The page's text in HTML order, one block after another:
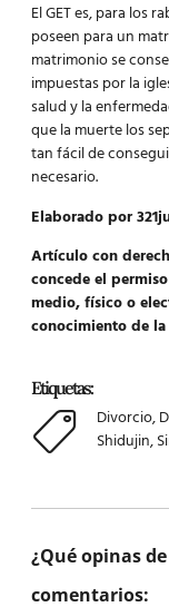
El GET es, para los
poseen para un
matrimonio se
impuestas por la
salud y la
que la muerte los
tan fácil de
necesario.
Elaborado por
Artículo con
concede el
medio, físico o
conocimiento de
Etiquetas:
Divorcio,
Shidujin,
¿Qué opinas
comentarios: